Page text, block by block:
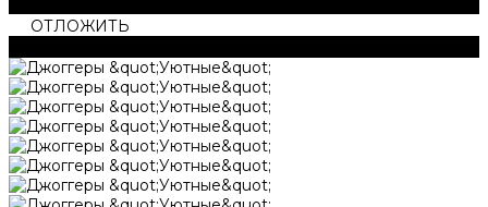
ОТЛОЖИТЬ